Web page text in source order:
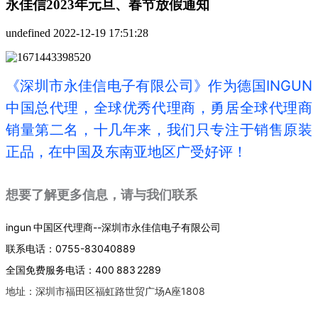
永佳信2023年元旦、春节放假通知
undefined 2022-12-19 17:51:28
《深圳市永佳信电子有限公司》作为德国INGUN
中国总代理，全球优秀代理商，勇居全球代理商
销量第二名，十几年来，我们只专注于销售原装
正品，在中国及东南亚地区广受好评！
想要了解更多信息，请与我们联系
ingun 中国区代理商--深圳市永佳信电子有限公司
联系电话：0755-83040889
全国免费服务电话：400 883 2289
地址：深圳市福田区福虹路世贸广场A座1808